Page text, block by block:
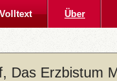
Volltext Über
Das Erzbistum